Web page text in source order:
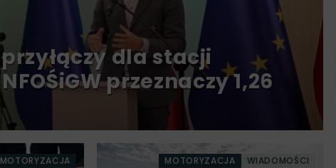
dla stacji
przeznaczy 1,26
MOTORYZACJA
MOTORYZACJA
WIADOMOŚCI